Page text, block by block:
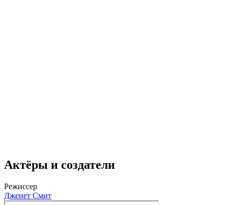
Актёры и создатели
Режиссер
Дженет Смит